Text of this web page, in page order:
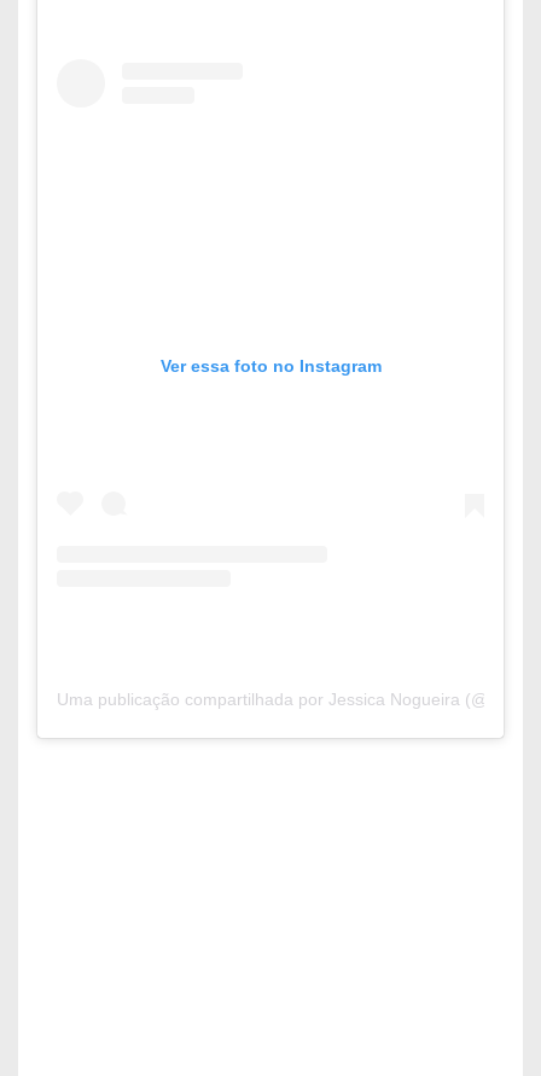
Ver essa foto no Instagram
Uma publicação compartilhada por Jessica Nogueira